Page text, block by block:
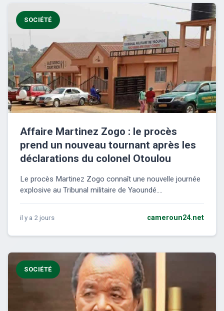
SOCIÉTÉ
Affaire Martinez Zogo : le procès
prend un nouveau tournant après les
déclarations du colonel Otoulou
Le procès Martinez Zogo connaît une nouvelle journée
explosive au Tribunal militaire de Yaoundé....
il y a 2 jours cameroun24.net
SOCIÉTÉ